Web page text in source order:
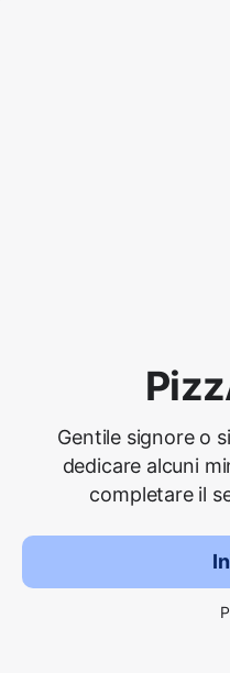
Gentile signore o
dedicare alcuni
completare il